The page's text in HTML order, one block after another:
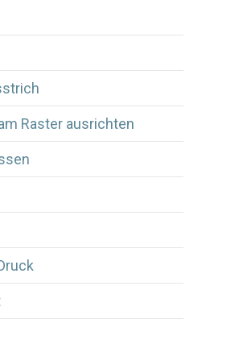
Raster ausrichten